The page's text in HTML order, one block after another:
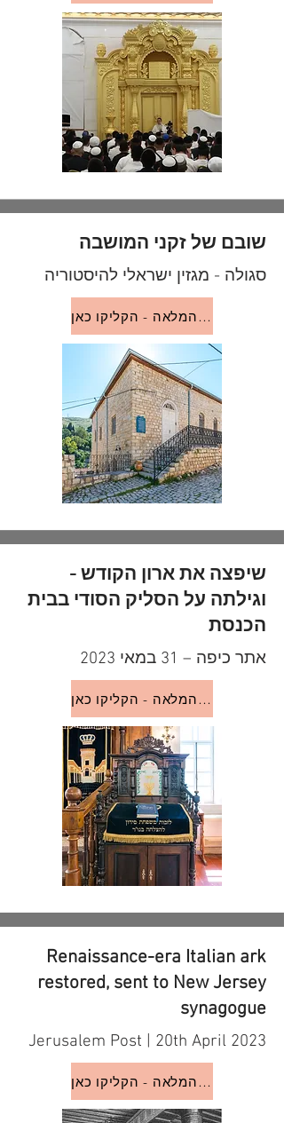
שובם של זקני המושבה
סגולה - מגזין ישראלי להיסטוריה
לכתבה המלאה - הקליקו כאן
שיפצה את ארון הקודש -
וגילתה על הסליק הסודי בבית
הכנסת
אתר כיפה – 31 במאי 2023
לכתבה המלאה - הקליקו כאן
Renaissance-era Italian ark
restored, sent to New Jersey
synagogue
Jerusalem Post | 20th April 2023
לכתבה המלאה - הקליקו כאן